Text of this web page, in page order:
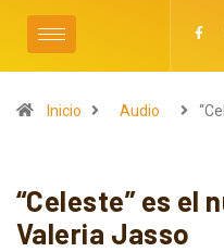
Inicio Audio
“Celeste” es el
Valeria Jasso